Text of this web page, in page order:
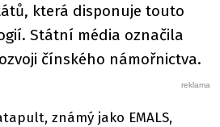
která disponuje touto
Státní média označila
čínského námořnictva.
známý jako EMALS,